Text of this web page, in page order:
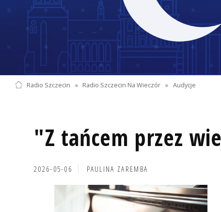
Radio Szczecin » Radio Szczecin Na Wieczór » Audycje
"Z tańcem przez
2026-05-06 PAULINA ZAREMBA